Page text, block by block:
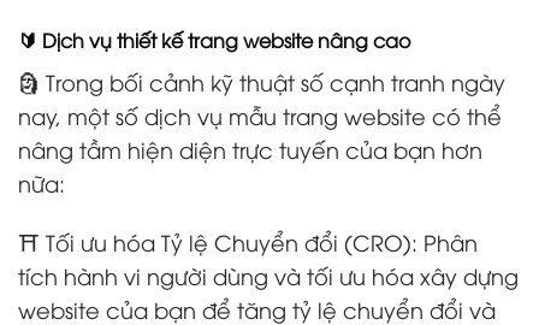
🔰 Dịch vụ thiết kế trang website nâng cao
🗿 Trong bối cảnh kỹ thuật số cạnh tranh ngày
nay, một số dịch vụ mẫu trang website có thể
nâng tầm hiện diện trực tuyến của bạn hơn
nữa:
⛩️ Tối ưu hóa Tỷ lệ Chuyển đổi (CRO): Phân
tích hành vi người dùng và tối ưu hóa xây dựng
website của bạn để tăng tỷ lệ chuyển đổi và